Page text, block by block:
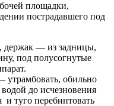
площадки,
пострадавшего под
держак — из задницы,
под полусогнутые
утрамбовать, обильно
до исчезновения
туго перебинтовать